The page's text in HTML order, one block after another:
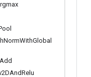
NormWithGlobal
Add
Relu